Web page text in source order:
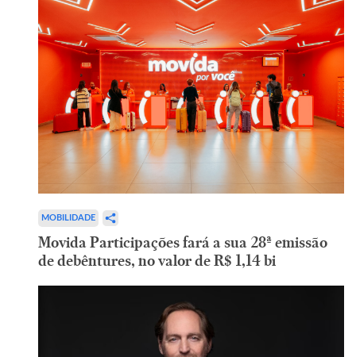
MOBILIDADE
Movida Participações fará a sua 28ª emissão
de debêntures, no valor de R$ 1,14 bi